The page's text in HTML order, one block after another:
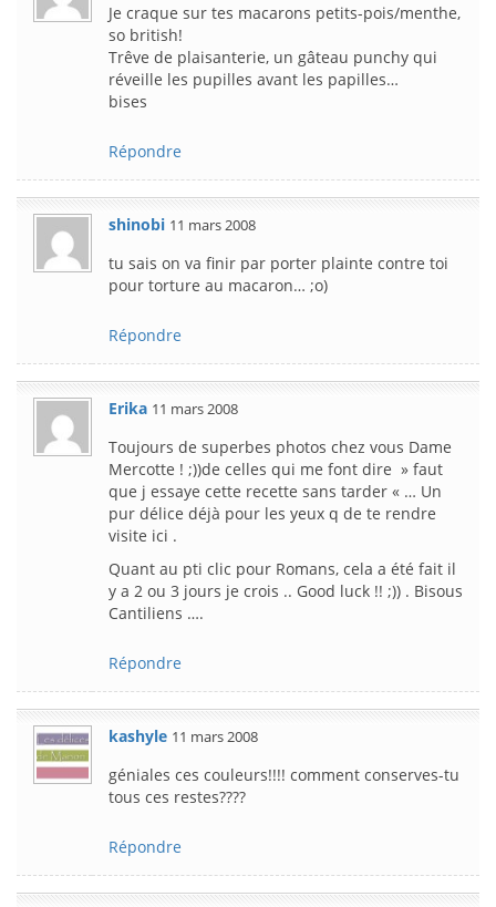
Je craque sur tes macarons petits-pois/menthe,
so british!
Trêve de plaisanterie, un gâteau punchy qui
réveille les pupilles avant les papilles…
bises
Répondre
shinobi 11 mars 2008
tu sais on va finir par porter plainte contre toi
pour torture au macaron… ;o)
Répondre
Erika 11 mars 2008
Toujours de superbes photos chez vous Dame
Mercotte ! ;))de celles qui me font dire » faut
que j essaye cette recette sans tarder « … Un
pur délice déjà pour les yeux q de te rendre
visite ici .
Quant au pti clic pour Romans, cela a été fait il
y a 2 ou 3 jours je crois .. Good luck !! ;)) . Bisous
Cantiliens ….
Répondre
kashyle 11 mars 2008
géniales ces couleurs!!!! comment conserves-tu
tous ces restes????
Répondre